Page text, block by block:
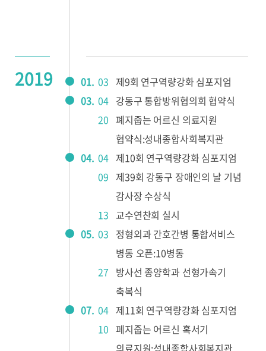
2019 01. 03 제9회 연구역량강화 심포지엄
03. 04 강동구 통합방위협의회 협약식
20 폐지줍는 어르신 의료지원
협약식:성내종합사회복지관
04. 04 제10회 연구역량강화 심포지엄
09 제39회 강동구 장애인의 날 기념
감사장 수상식
13 교수연찬회 실시
05. 03 정형외과 간호간병 통합서비스
병동 오픈:10병동
27 방사선 종양학과 선형가속기
축복식
07. 04 제11회 연구역량강화 심포지엄
10 폐지줍는 어르신 혹서기
의료지원:성내종합사회복지관